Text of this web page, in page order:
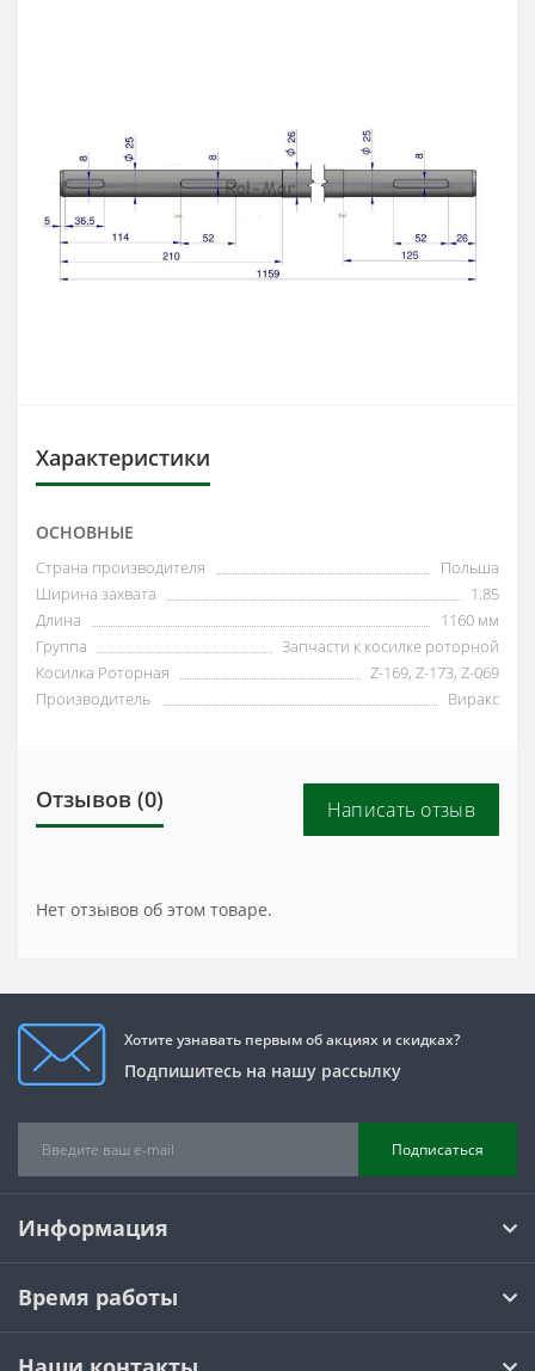
Характеристики
ОСНОВНЫЕ
Страна производителя
Польша
Ширина захвата
1.85
Длина
1160 мм
Группа
Запчасти к косилке роторной
Косилка Роторная
Z-169, Z-173, Z-069
Производитель
Виракс
Отзывов (0) Написать отзыв
Нет отзывов об этом товаре.
Хотите узнавать первым об акциях и скидках?
Подпишитесь на нашу рассылку
Подписаться
Информация
Время работы